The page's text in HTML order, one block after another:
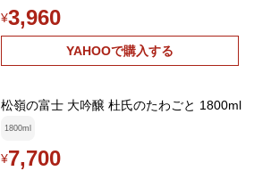
¥3,960
YAHOOで購入する
松嶺の富士 大吟醸 杜氏のたわごと 1800ml
1800ml
¥7,700